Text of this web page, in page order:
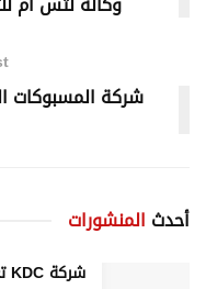
شركة المسبوكات
أحدث المنشورات
شركة KDC تعلن وظائف شاغرة